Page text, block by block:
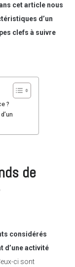
cet article nous
d’un
clefs à suivre
?
de
considérés
d’une activité
ci sont